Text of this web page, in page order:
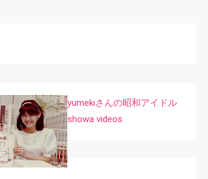
yumekiさんの昭和アイドル
showa videos